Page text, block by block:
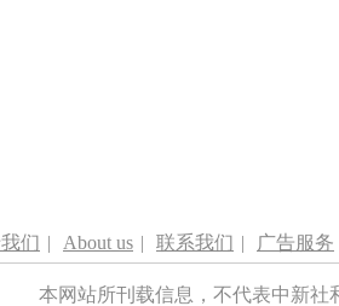
们 | About us | 联系我们 | 广告服务
本网站所刊载信息，不代表中新